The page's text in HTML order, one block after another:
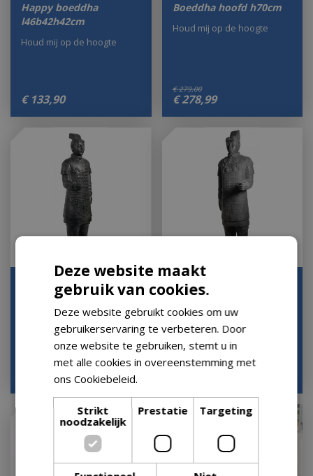
Happy boeddha
l46b42h42cm
€ 133,90
Houd mij op de hoogte
Boeddha hoofd h70cm
€ 279,00
€ 278,99
Houd mij op de hoogte
Krijger china links
l40b50h150cm
99
Houd mij op de hoogte
Krijger China links
l50b65h200cm
€ 855,00
Houd mij op de hoogte
Deze website maakt
gebruik van cookies.
Deze website gebruikt cookies om uw
gebruikerservaring te verbeteren. Door
onze website te gebruiken, stemt u in
met alle cookies in overeenstemming met
ons Cookiebeleid.
Strikt
noodzakelijk
Prestatie Targeting